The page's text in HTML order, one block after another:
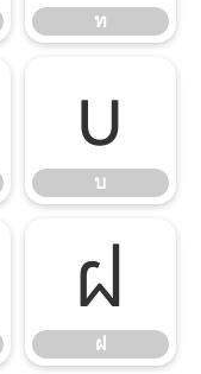
ท
บ
บ
ฝ
ฝ